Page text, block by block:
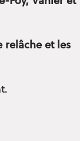
relâche et les